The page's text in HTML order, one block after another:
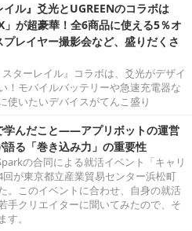
イル』爻光とUGREENのコラボは
」が超豪華！全6商品に使える5％オ
レイヤー撮影会など、盛りだくさ
スターレイル』コラボは、爻光がデザイ
！モバイルバッテリーや急速充電器な
使いたいデバイスがてんこ盛り
学んだこと――アプリボットの運営
語る「巻き込み力」の重要性
の合同による就活イベント「キャリ
が東京都立産業貿易センター浜松町
。このイベントに合わせ、自身の就活
手クリエイターに聞いてみたので、そ
。